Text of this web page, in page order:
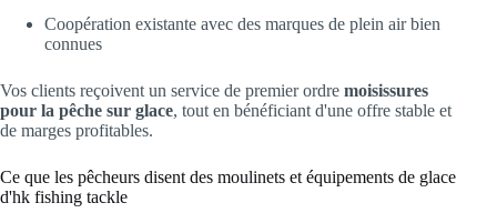
Coopération existante avec des marques de plein air bien
connues
Vos clients reçoivent un service de premier ordre moisissures
pour la pêche sur glace, tout en bénéficiant d'une offre stable et
de marges profitables.
Ce que les pêcheurs disent des moulinets et équipements de glace
d'hk fishing tackle